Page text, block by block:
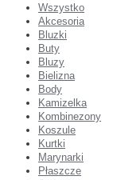
Wszystko
Akcesoria
Bluzki
Buty
Bluzy
Bielizna
Body
Kamizelka
Kombinezony
Koszule
Kurtki
Marynarki
Płaszcze